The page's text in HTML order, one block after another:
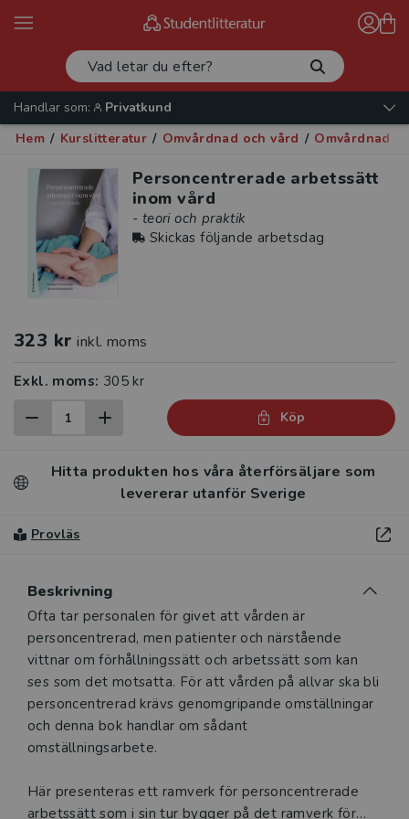
Handlar som:
Privatkund
Hem / Kurslitteratur / Omvårdnad och vård / Omvårdnad
Personcentrerade arbetssätt
inom vård
- teori och praktik
Skickas följande arbetsdag
323 kr inkl. moms
Exkl. moms: 305 kr
Köp
Hitta produkten hos våra återförsäljare som
levererar utanför Sverige
Provläs
Beskrivning
Beskrivning
Ofta tar personalen för givet att vården är
personcentrerad, men patienter och närstående
vittnar om förhållningssätt och arbetssätt som kan
ses som det motsatta. För att vården på allvar ska bli
personcentrerad krävs genomgripande omställningar
och denna bok handlar om sådant
omställningsarbete.
Här presenteras ett ramverk för personcentrerade
arbetssätt som i sin tur bygger på det ramverk för